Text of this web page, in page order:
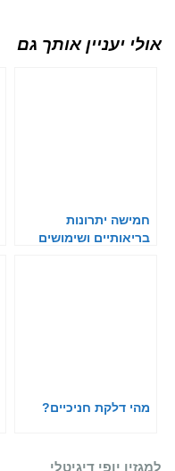
אולי יעניין אותך גם
חמישה יתרונות
בריאותיים ושימושים
מהי דלקת חניכיים?
למגזין יופי דיגיטלי